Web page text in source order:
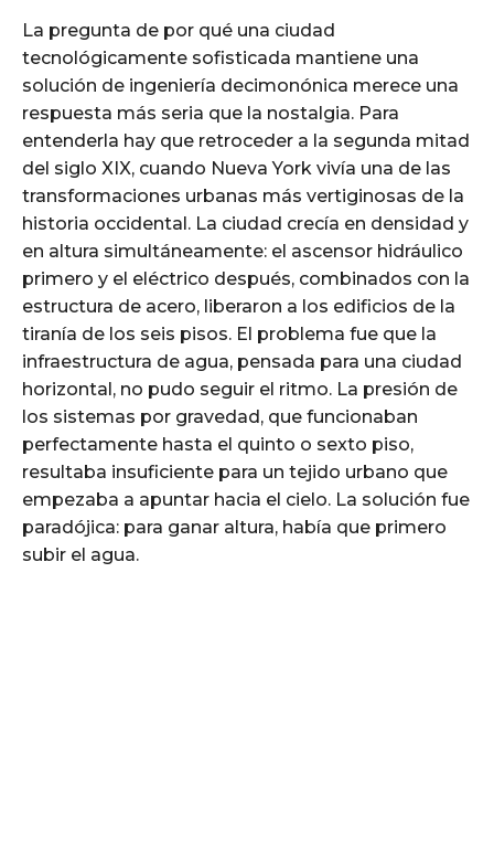
La pregunta de por qué una ciudad
tecnológicamente sofisticada mantiene una
solución de ingeniería decimonónica merece una
respuesta más seria que la nostalgia. Para
entenderla hay que retroceder a la segunda mitad
del siglo XIX, cuando Nueva York vivía una de las
transformaciones urbanas más vertiginosas de la
historia occidental. La ciudad crecía en densidad y
en altura simultáneamente: el ascensor hidráulico
primero y el eléctrico después, combinados con la
estructura de acero, liberaron a los edificios de la
tiranía de los seis pisos. El problema fue que la
infraestructura de agua, pensada para una ciudad
horizontal, no pudo seguir el ritmo. La presión de
los sistemas por gravedad, que funcionaban
perfectamente hasta el quinto o sexto piso,
resultaba insuficiente para un tejido urbano que
empezaba a apuntar hacia el cielo. La solución fue
paradójica: para ganar altura, había que primero
subir el agua.